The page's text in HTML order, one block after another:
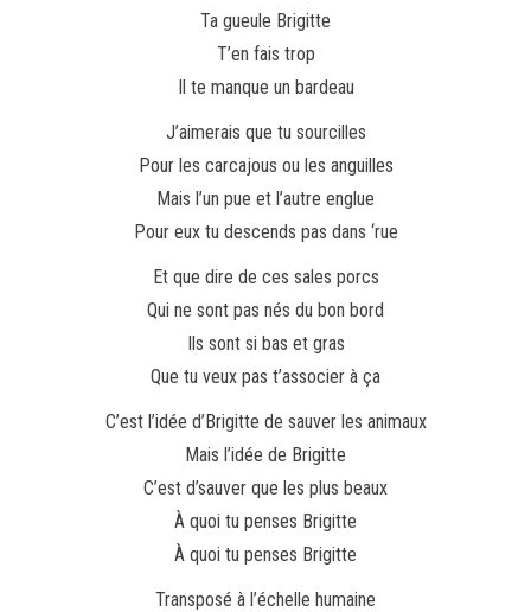
Ta gueule Brigitte
T’en fais trop
Il te manque un bardeau
J’aimerais que tu sourcilles
Pour les carcajous ou les anguilles
Mais l’un pue et l’autre englue
Pour eux tu descends pas dans ‘rue
Et que dire de ces sales porcs
Qui ne sont pas nés du bon bord
Ils sont si bas et gras
Que tu veux pas t’associer à ça
C’est l’idée d’Brigitte de sauver les animaux
Mais l’idée de Brigitte
C’est d’sauver que les plus beaux
À quoi tu penses Brigitte
À quoi tu penses Brigitte
Transposé à l’échelle humaine